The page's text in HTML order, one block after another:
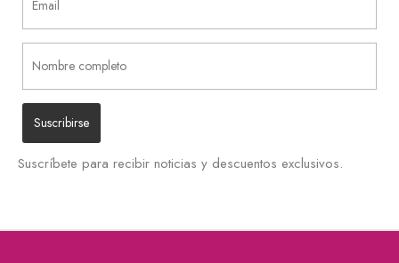
Suscríbete para recibir noticias y descuentos exclusivos.